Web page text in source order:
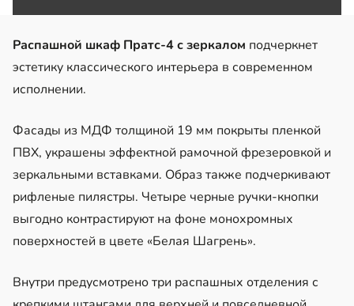
Распашной шкаф Пратс-4 с зеркалом подчеркнет
эстетику классического интерьера в современном
исполнении.
Фасады из МДФ толщиной 19 мм покрыты пленкой
ПВХ, украшены эффектной рамочной фрезеровкой и
зеркальными вставками. Образ также подчеркивают
рифленые пилястры. Четыре черные ручки-кнопки
выгодно контрастируют на фоне монохромных
поверхностей в цвете «Белая Шагрень».
Внутри предусмотрено три распашных отделения с